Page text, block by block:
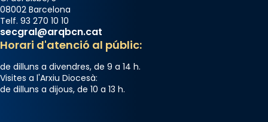
08002 Barcelona
Telf. 93 270 10 10
secgral@arqbcn.cat
Horari d'atenció al públic:
de dilluns a divendres, de 9 a 14 h.
Visites a l'Arxiu Diocesà:
de dilluns a dijous, de 10 a 13 h.